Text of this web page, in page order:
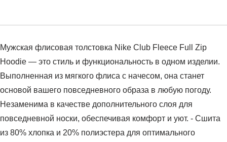
Мужская флисовая толстовка Nike Club Fleece Full Zip
Hoodie — это стиль и функциональность в одном изделии.
Выполненная из мягкого флиса с начесом, она станет
основой вашего повседневного образа в любую погоду.
Незаменима в качестве дополнительного слоя для
повседневной носки, обеспечивая комфорт и уют. - Сшита
из 80% хлопка и 20% полиэстера для оптимального